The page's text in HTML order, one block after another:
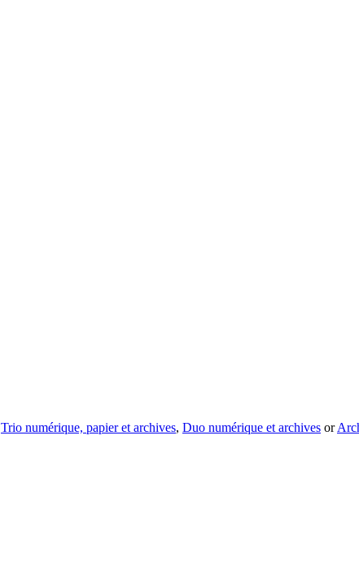
Trio numérique, papier et archives, Duo numérique et archives or